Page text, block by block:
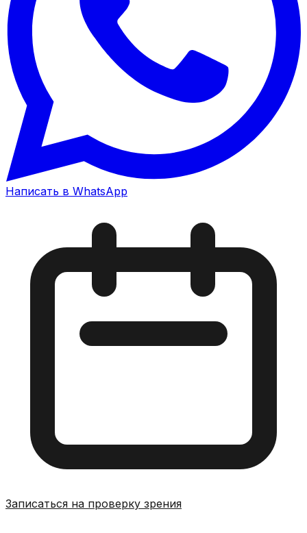
Написать в WhatsApp
Записаться на проверку зрения